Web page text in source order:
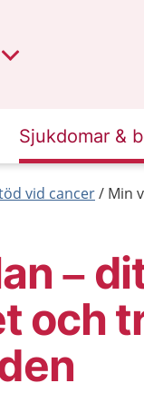
Sjukdomar &
vid cancer Min
–
och